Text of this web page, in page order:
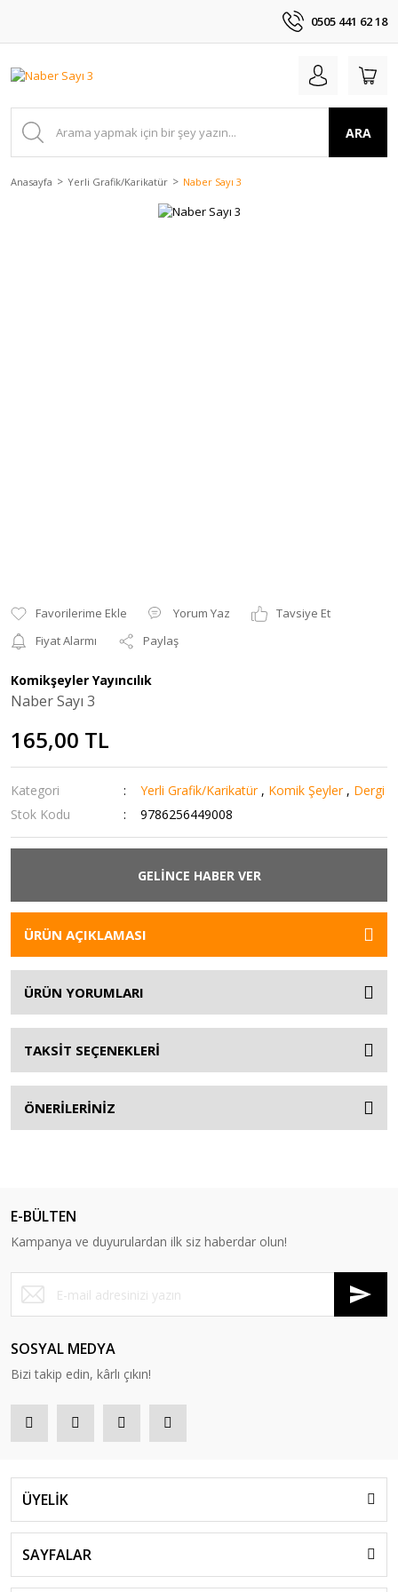
0505 441 62 18
ARA
Anasayfa Yerli Grafik/Karikatür Naber Sayı 3
Yorum Yaz
Tavsiye Et
Fiyat Alarmı
Paylaş
Komikşeyler Yayıncılık
Naber Sayı 3
165,00 TL
Kategori Yerli Grafik/Karikatür , Komik Şeyler , Dergi
Stok Kodu
9786256449008
GELİNCE HABER VER
ÜRÜN AÇIKLAMASI
ÜRÜN YORUMLARI
TAKSİT SEÇENEKLERİ
ÖNERİLERİNİZ
E-BÜLTEN
Kampanya ve duyurulardan ilk siz haberdar olun!
SOSYAL MEDYA
Bizi takip edin, kârlı çıkın!
ÜYELİK
SAYFALAR